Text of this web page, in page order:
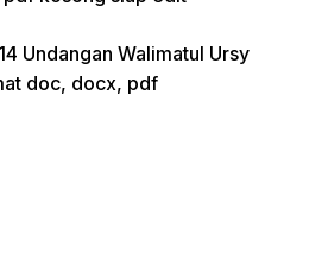
Undangan Walimatul Ursy
doc, docx, pdf